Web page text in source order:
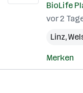
BioLife
vor 2
Linz,
Merken